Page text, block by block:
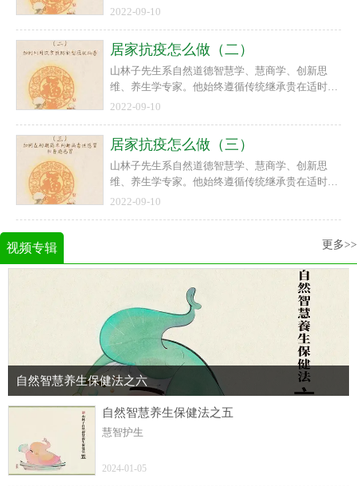
新的宗旨，以回归人类自然道德本体文化精神、复
教育！”等重要理念，首倡自然道德智慧教育与教
育智慧、慧商教育，自然道德智慧人生诗意教育，
并长期在高校进行了大量的课题研究和教学实践。
他以原创诗文传播人类先进文化，提升人类心身素
2022-09-10
居家抗疫怎么做（二）
山林子先生系自然道德智慧学、慧商学、创新思
维、养生学专家。他始终遵循传统继承贵在适时创
新的宗旨，以回归人类自然道德本体文化精神、复
教育！”等重要理念，首倡自然道德智慧教育与教
育智慧、慧商教育，自然道德智慧人生诗意教育，
并长期在高校进行了大量的课题研究和教学实践。
他以原创诗文传播人类先进文化，提升人类心身素
2022-09-10
居家抗疫怎么做（三）
山林子先生系自然道德智慧学、慧商学、创新思
维、养生学专家。他始终遵循传统继承贵在适时创
新的宗旨，以回归人类自然道德本体文化精神、复
教育！”等重要理念，首倡自然道德智慧教育与教
育智慧、慧商教育，自然道德智慧人生诗意教育，
并长期在高校进行了大量的课题研究和教学实践。
他以原创诗文传播人类先进文化，提升人类心身素
质！
2022-09-10
视频专辑 更多>>
自然智慧养生保健法之六
自然智慧养生保健法之五
慧智护生
2024-01-05